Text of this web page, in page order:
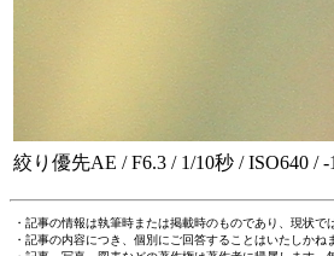
絞り優先AE / F6.3 / 1/10秒 / ISO640 /
・記事の情報は執筆時または掲載時のものであり、現状で
・記事の内容につき、個別にご回答することはいたしかね